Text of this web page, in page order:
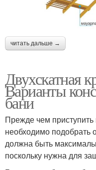
читать дальше →
Двухскатная
Варианты
бани
Прежде чем
необходимо подобрать
должна быть
поскольку нужна для